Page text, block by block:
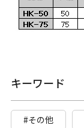
キーワード
#その他